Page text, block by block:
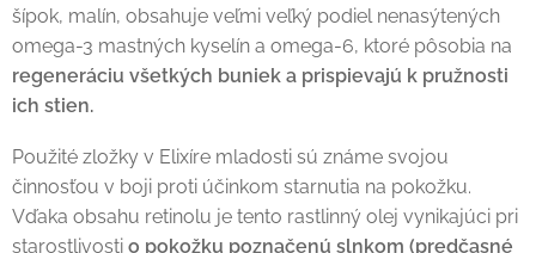
šípok, malín, obsahuje veľmi veľký podiel nenasýtených
omega-3 mastných kyselín a omega-6, ktoré pôsobia na
regeneráciu všetkých buniek a prispievajú k pružnosti
ich stien.
Použité zložky v Elixíre mladosti sú známe svojou
činnosťou v boji proti účinkom starnutia na pokožku.
Vďaka obsahu retinolu je tento rastlinný olej vynikajúci pri
starostlivosti o pokožku poznačenú slnkom (predčasné